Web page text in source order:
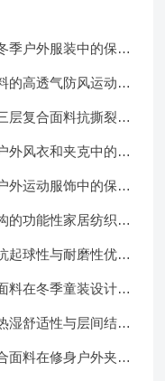
季户外服装中的保暖
的高透气防风运动服
层复合面料抗撕裂与
外风衣和夹克中的应
外运动服饰中的保暖
的功能性家居纺织品
起球性与耐磨性优化
料在冬季童装设计中
湿舒适性与层间结合
面料在修身户外夹克